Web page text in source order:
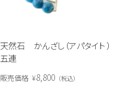
天然石 かんざし（アパタイト ）
五連
販売価格 ¥8,800 税込